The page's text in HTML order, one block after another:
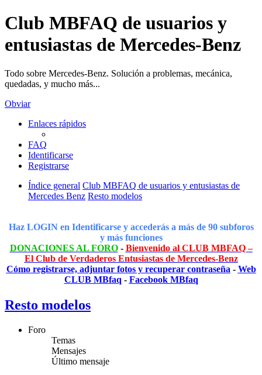
Club MBFAQ de usuarios y
entusiastas de Mercedes-Benz
Todo sobre Mercedes-Benz. Solución a problemas, mecánica,
quedadas, y mucho más...
Obviar
Enlaces rápidos
FAQ
Identificarse
Registrarse
Índice general Club MBFAQ de usuarios y entusiastas de
Mercedes Benz Resto modelos
Haz LOGIN en Identificarse y accederás a más de 90 subforos
y más funciones
DONACIONES AL FORO- Bienvenido al CLUB MBFAQ –
El Club de Verdaderos Entusiastas de Mercedes-Benz
Cómo registrarse, adjuntar fotos y recuperar contraseña - Web
CLUB MBfaq - Facebook MBfaq
Resto modelos
Foro
Temas
Mensajes
Último mensaje